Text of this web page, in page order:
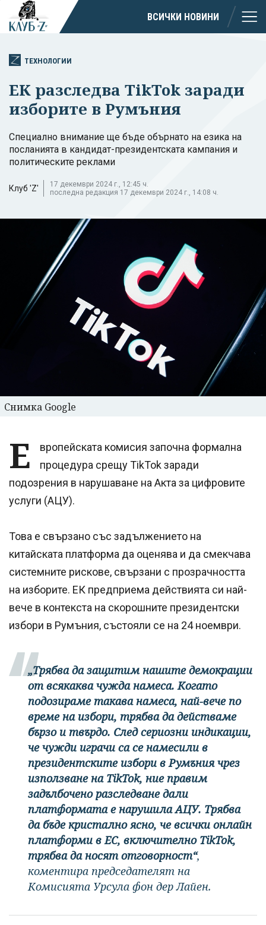
ВСИЧКИ НОВИНИ
ТЕХНОЛОГИИ
ЕК разследва TikTok заради
изборите в Румъния
Специално внимание ще бъде обърнато на езика на
посланията в кандидат-президентската кампания и
политическите реклами
Клуб 'Z'
17 декември 2024 г., 12:45 ч.
последна редакция 17 декември 2024 г., 14:08 ч.
Снимка Google
Е
вропейската комисия започна формална
процедура срещу TikTok заради
подозрения в нарушаване на Акта за цифровите
услуги (АЦУ).
Това е свързано със задължението на
китайската платформа да оценява и да смекчава
системните рискове, свързани с прозрачността
на изборите. ЕК предприема действията си най-
вече в контекста на скорошните президентски
избори в Румъния, състояли се на 24 ноември.
„Трябва да защитим нашите демокрации
от всякаква чужда намеса. Когато
подозираме такава намеса, най-вече по
време на избори, трябва да действаме
бързо и твърдо. След сериозни индикации,
че чужди играчи са се намесили в
президентските избори в Румъния чрез
използване на TikTok, ние правим
задълбочено разследване дали
платформата е нарушила АЦУ. Трябва
да бъде кристално ясно, че всички онлайн
платформи в ЕС, включително TikTok,
трябва да носят отговорност“,
коментира председателят на
Комисията Урсула фон дер Лайен.